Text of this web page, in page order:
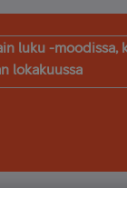
luku -moodissa,
lokakuussa